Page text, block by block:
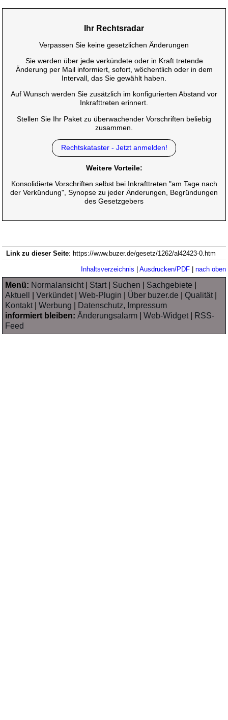
Ihr Rechtsradar
Verpassen Sie keine gesetzlichen Änderungen
Sie werden über jede verkündete oder in Kraft tretende
Änderung per Mail informiert, sofort, wöchentlich oder in dem
Intervall, das Sie gewählt haben.
Auf Wunsch werden Sie zusätzlich im konfigurierten Abstand vor
Inkrafttreten erinnert.
Stellen Sie Ihr Paket zu überwachender Vorschriften beliebig
zusammen.
Rechtskataster - Jetzt anmelden!
Weitere Vorteile:
Konsolidierte Vorschriften selbst bei Inkrafttreten "am Tage nach
der Verkündung", Synopse zu jeder Änderungen, Begründungen
des Gesetzgebers
Link zu dieser Seite: https://www.buzer.de/gesetz/1262/al42423-0.htm
Inhaltsverzeichnis Ausdrucken/PDF| nach oben
Menü: Normalansicht| Start| Suchen Sachgebiete
Aktuell
|Verkündet|Web-Plugin Über buzer.de |Qualität|
Kontakt|Werbung
Datenschutz, Impressum
informiert bleiben: Änderungsalarm |Web-Widget|
RSS-
Feed